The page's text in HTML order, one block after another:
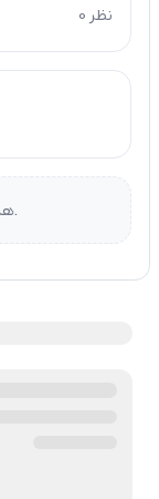
0 نظر
هنوز نظری برای این محصول ثبت نشده است.